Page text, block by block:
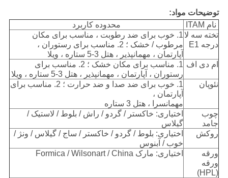
توضیحات مواد:
نام ITAM
محدوده کاربرد
تخته سه لا
درجه E1
1. خوب برای ضد رطوبت ، مناسب برای مکان
مرطوب / خشک ؛ 2. مناسب برای رستوران ،
آپارتمان ، مهمانپذیر ، هتل 3-5 ستاره ، ویلا
ام دی اف
1. مناسب برای مکان خشک ؛ 2. مناسب برای
رستوران ، آپارتمان ، مهمانپذیر ، هتل 3-5 ستاره ، ویلا
نئوپان
1. خوب برای ضد صدا و ضد حرارت ؛ 2. مناسب برای
آپارتمان ،
مهمانسرا ، هتل 3 ستاره
چوب
جامد
اختیاری: خاکستر / گردو / راش / بلوط / لاستیک /
گیلاس
روکش
اختیاری: بلوط / گردو / خاکستر / ساج / گیلاس / ونژ /
خوب / آبنوس
ورقه
ورقه
(HPL)
اختیاری: مارک Formica / Wilsonart / China